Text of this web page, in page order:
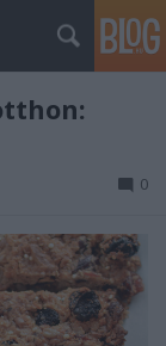
0